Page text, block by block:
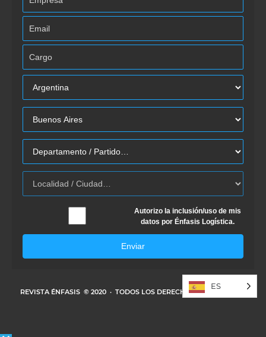
Autorizo la inclusión/uso de mis
datos por Énfasis Logística.
Enviar
REVISTA ÉNFASIS © 2020 · TODOS LOS DERECHOS RESERVADOS
ES